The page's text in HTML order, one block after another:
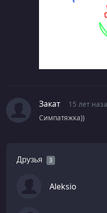
Закат
15 лет
Симпатяжка))
Друзья 3
Aleksio